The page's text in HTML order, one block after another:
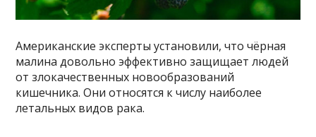
Американские эксперты установили, что чёрная
малина довольно эффективно защищает людей
от злокачественных новообразований
кишечника. Они относятся к числу наиболее
летальных видов рака.